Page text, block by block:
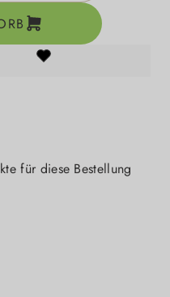
für diese Bestellung